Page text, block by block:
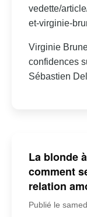
vedette/
et-virginie-
Virginie
confidences
Sébastien
La blonde
comment
relation
Publié le